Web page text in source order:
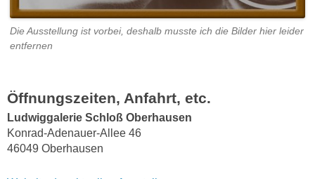
Die Ausstellung ist vorbei, deshalb musste ich die Bilder hier leider
entfernen
Öffnungszeiten, Anfahrt, etc.
Ludwiggalerie Schloß Oberhausen
Konrad-Adenauer-Allee 46
46049 Oberhausen